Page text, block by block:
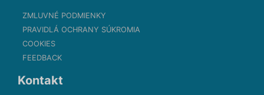
ZMLUVNÉ PODMIENKY
PRAVIDLÁ OCHRANY SÚKROMIA
COOKIES
FEEDBACK
Kontakt